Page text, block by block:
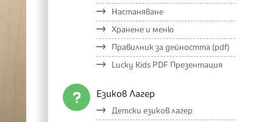
Настаняване
Хранене и меню
Правилник за дейността (pdf)
Lucky Kids PDF Презентация
Езиков Лагер
Детски езиков лагер